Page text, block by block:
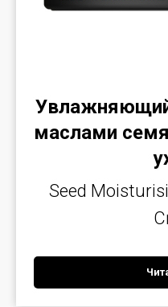
маслами
Seed